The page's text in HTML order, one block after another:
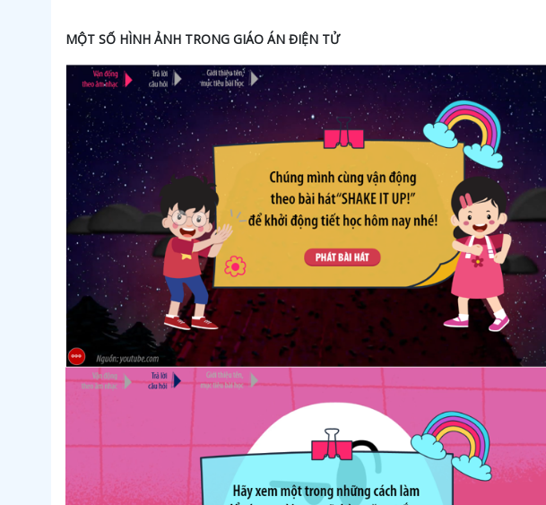
MỘT SỐ HÌNH ẢNH TRONG GIÁO ÁN ĐIỆN TỬ